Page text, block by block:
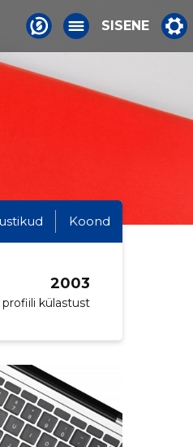
SISENE
Koond
profiili külastust
2003